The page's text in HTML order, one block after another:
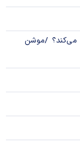
می‌کند؟ /موشن